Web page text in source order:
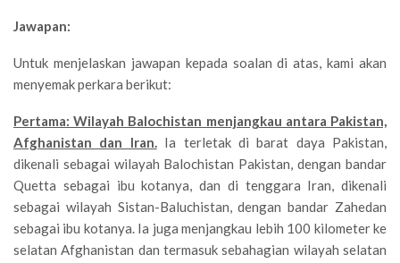
Jawapan:
Untuk menjelaskan jawapan kepada soalan di atas, kami akan
menyemak perkara berikut:
Pertama: Wilayah Balochistan menjangkau antara Pakistan,
Afghanistan dan Iran.Ia terletak di barat daya Pakistan,
dikenali sebagai wilayah Balochistan Pakistan, dengan bandar
Quetta sebagai ibu kotanya, dan di tenggara Iran, dikenali
sebagai wilayah Sistan-Baluchistan, dengan bandar Zahedan
sebagai ibu kotanya. Ia juga menjangkau lebih 100 kilometer ke
selatan Afghanistan dan termasuk sebahagian wilayah selatan